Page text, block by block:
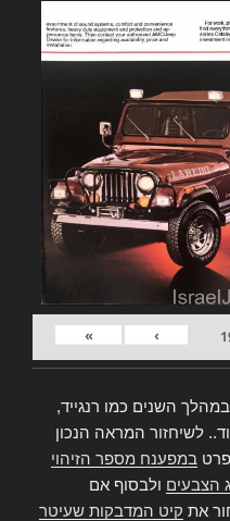
›
»
במהלך השנים כמו רנגייד,
לשיחזור המראה הנכון
במפענח מספר הזיהוי
הצבעים ולבסוף אם
את קיט המדבקות שעיטר